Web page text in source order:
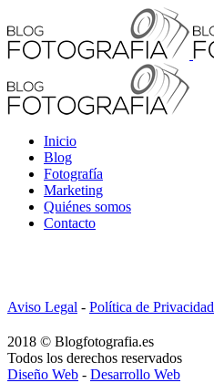
Inicio
Blog
Fotografía
Marketing
Quiénes somos
Contacto
Aviso Legal - Política de Privacidad
2018 © Blogfotografia.es
Todos los derechos reservados
Diseño Web - Desarrollo Web